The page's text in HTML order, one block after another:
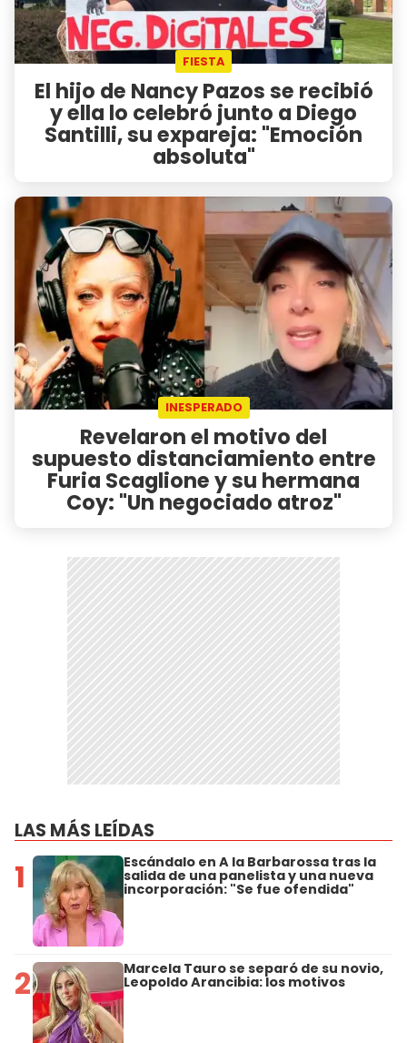
FIESTA
El hijo de Nancy Pazos se recibió
y ella lo celebró junto a Diego
Santilli, su expareja: "Emoción
absoluta"
INESPERADO
Revelaron el motivo del
supuesto distanciamiento entre
Furia Scaglione y su hermana
Coy: "Un negociado atroz"
LAS MÁS LEÍDAS
1 Escándalo en A la Barbarossa tras la
salida de una panelista y una nueva
incorporación: "Se fue ofendida"
2 Marcela Tauro se separó de su novio,
Leopoldo Arancibia: los motivos